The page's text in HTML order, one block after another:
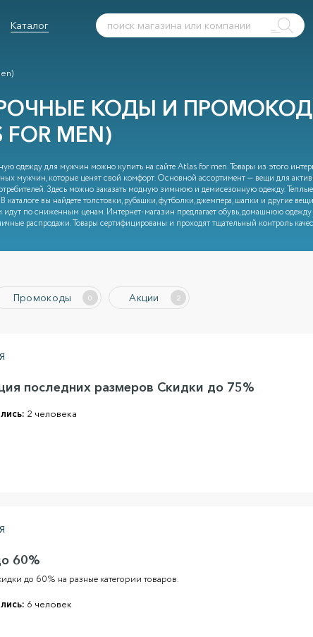
Каталог
КОДЫ И ПРОМОКОДЫ
FOR MEN)
одежду для мужчин можно купить на сайте Atlas for men. Товары из этого
мужчин, которые ценят свой комфорт. Основной ассортимент — вещи для
Здесь можно заказать модную зимнюю и демисезонную одежду.
каталоге вы найдете толстовки, рубашки, футболки, джемпера, шапки и другие
по сниженным ценам. Интернет-магазин предлагает обувь, домашнюю
распродажи. Товары сертифицированы и проходят тщательный контроль
Промокоды 0 Акции 2
последних размеров Скидки до 75%
2 человека
60%
до 60% на разные категории товаров.
6 человек